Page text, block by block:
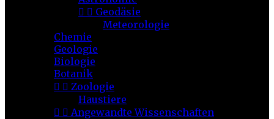
  Geodäsie
Meteorologie
Chemie
Geologie
Biologie
Botanik
  Zoologie
Haustiere
  Angewandte Wissenschaften